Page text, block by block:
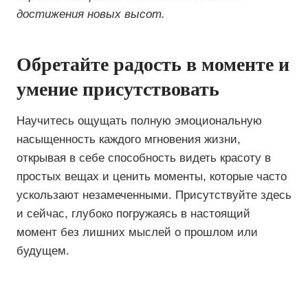
достижения новых высот.
Обретайте радость в моменте и
умение присутствовать
Научитесь ощущать полную эмоциональную
насыщенность каждого мгновения жизни,
открывая в себе способность видеть красоту в
простых вещах и ценить моменты, которые часто
ускользают незамеченными. Присутствуйте здесь
и сейчас, глубоко погружаясь в настоящий
момент без лишних мыслей о прошлом или
будущем.